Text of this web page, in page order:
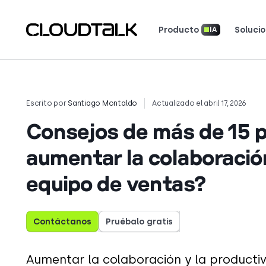
Producto IA
Escrito por Santiago Montaldo Actualizado el abril 17, 2026
Consejos de más de 15
aumentar la
equipo de ventas?
Contáctanos Pruébalo gratis
Aumentar la colaboración y la